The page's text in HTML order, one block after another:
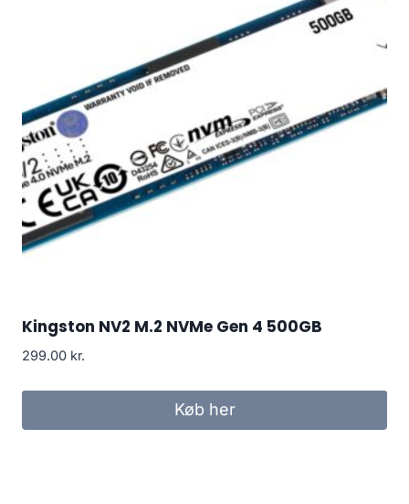
Kingston NV2 M.2 NVMe Gen 4 500GB
299.00 kr.
Køb her